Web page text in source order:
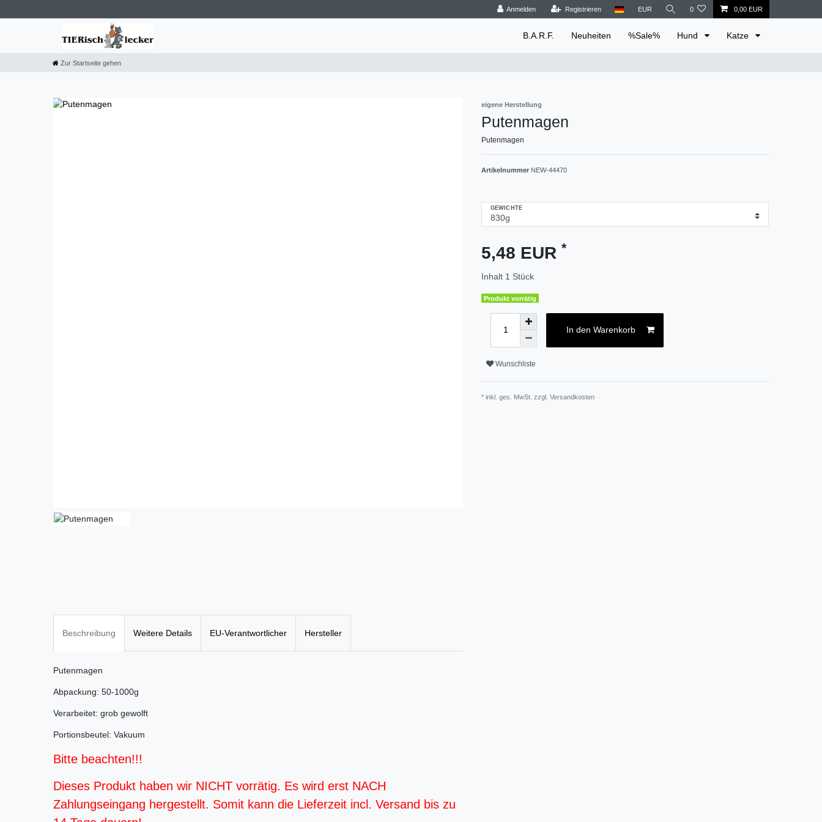
Anmelden Registrieren EUR 0 0,00 EUR
B.A.R.F. Neuheiten %Sale% Hund Katze
Zur Startseite gehen
eigene Herstellung
Putenmagen
Putenmagen
Artikelnummer NEW-44470
GEWICHTE
5,48 EUR *
Inhalt 1 Stück
Produkt vorrätig
In den Warenkorb
Wunschliste
* inkl. ges. MwSt. zzgl. Versandkosten
Beschreibung Weitere Details EU-Verantwortlicher Hersteller
Putenmagen
Abpackung: 50-1000g
Verarbeitet: grob gewolft
Portionsbeutel: Vakuum
Bitte beachten!!!
Dieses Produkt haben wir NICHT vorrätig. Es wird erst NACH
Zahlungseingang hergestellt. Somit kann die Lieferzeit incl. Versand bis zu